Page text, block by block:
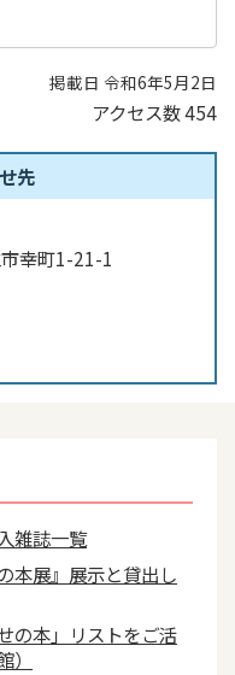
掲載日 令和6年5月2日
アクセス数454
先
幸町1-21-1
雑誌一覧
本展』展示と貸出し
の本」リストをご活